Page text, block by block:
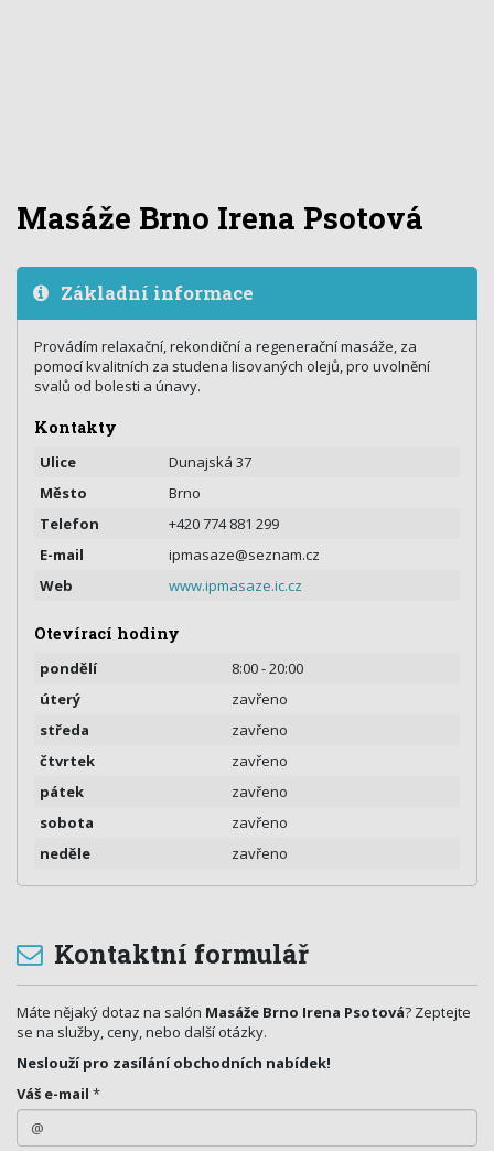
Masáže Brno Irena Psotová
Základní informace
Provádím relaxační, rekondiční a regenerační masáže, za
pomocí kvalitních za studena lisovaných olejů, pro uvolnění
svalů od bolesti a únavy.
Kontakty
Ulice
Dunajská 37
Město
Brno
Telefon
+420 774 881 299
E-mail
ipmasaze@seznam.cz
Web
www.ipmasaze.ic.cz
Otevírací hodiny
pondělí
8:00 - 20:00
úterý
zavřeno
středa
zavřeno
čtvrtek
zavřeno
pátek
zavřeno
sobota
zavřeno
neděle
zavřeno
Kontaktní formulář
Máte nějaký dotaz na salón Masáže Brno Irena Psotová? Zeptejte
se na služby, ceny, nebo další otázky.
Neslouží pro zasílání obchodních nabídek!
Váš e-mail *